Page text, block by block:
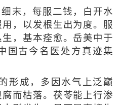
末，每服二钱，白开水
，以发根生出为度。服
，基本痊愈。岳美中于
国古今名医处方真迹集
形成，多因水气上泛巅
而枯落。茯苓能上行渗